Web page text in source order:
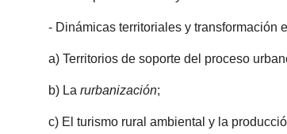
- Dinámicas territoriales y transformación
a) Territorios de soporte del proceso
b) Larurbanización;
c) El turismo rural ambiental y la